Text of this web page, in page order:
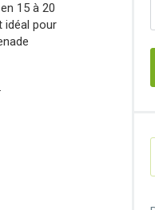
15 à 20
idéal pour